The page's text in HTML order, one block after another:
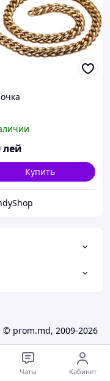
лей
Купить
© prom.md, 2009-2026
Чаты Кабинет